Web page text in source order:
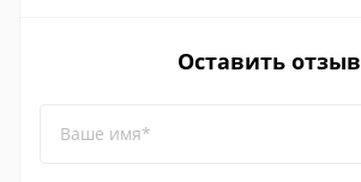
Оставить отзыв
Ваше имя*